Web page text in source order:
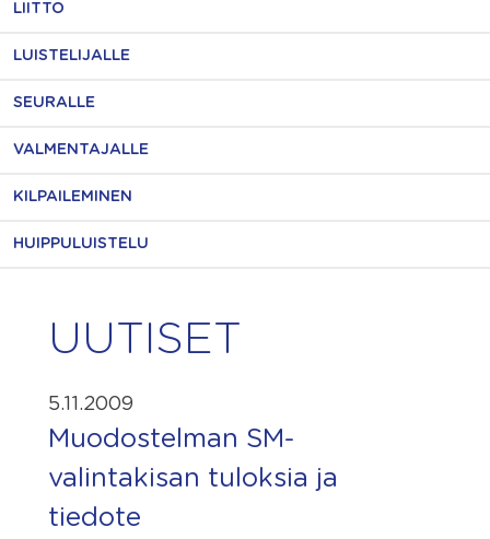
LIITTO
LUISTELIJALLE
SEURALLE
VALMENTAJALLE
KILPAILEMINEN
HUIPPULUISTELU
UUTISET
5.11.2009
Muodostelman SM-
valintakisan tuloksia ja
tiedote